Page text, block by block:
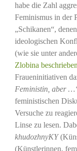
habe die Zahl
Feminismus in der
„Schikanen“,
ideologischen
(wie sie unter
Zlobina beschrieben
Fraueninitiativen
Feministin, aber
feministischen
Versuche zu
Linse zu lesen.
khudozhnyKY
(Künstlerinnen,